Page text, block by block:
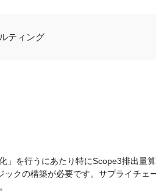
ティング
」を行うにあたり特にScope3排出量
クの構築が必要です。サプライチェ